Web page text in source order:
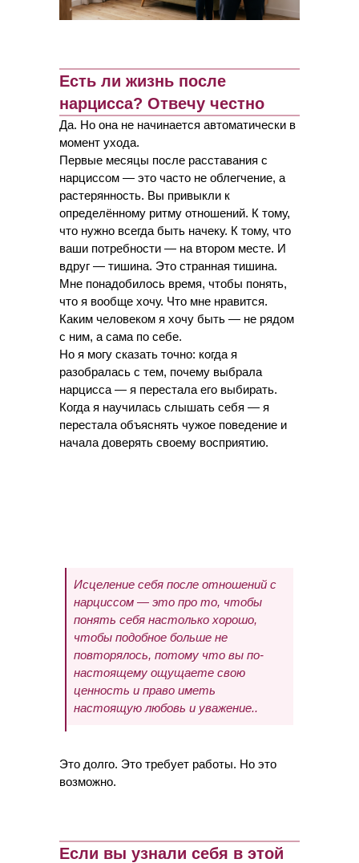
Исцеление себя после отношений с
нарциссом — это про то, чтобы
понять себя настолько хорошо,
чтобы подобное больше не
повторялось, потому что вы по-
настоящему ощущаете свою
ценность и право иметь
настоящую любовь и уважение..
Есть ли жизнь после
нарцисса? Отвечу честно
Да. Но она не начинается автоматически в
момент ухода.
Первые месяцы после расставания с
нарциссом — это часто не облегчение, а
растерянность. Вы привыкли к
определённому ритму отношений. К тому,
что нужно всегда быть начеку. К тому, что
ваши потребности — на втором месте. И
вдруг — тишина. Это странная тишина.
Мне понадобилось время, чтобы понять,
что я вообще хочу. Что мне нравится.
Каким человеком я хочу быть — не рядом
с ним, а сама по себе.
Но я могу сказать точно: когда я
разобралась с тем, почему выбрала
нарцисса — я перестала его выбирать.
Когда я научилась слышать себя — я
перестала объяснять чужое поведение и
начала доверять своему восприятию.
Это долго. Это требует работы. Но это
возможно.
Если вы узнали себя в этой